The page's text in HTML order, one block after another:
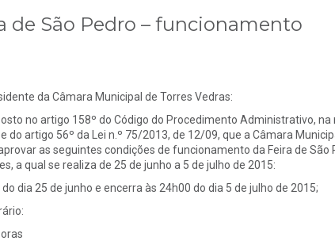
de São Pedro – funcionamento
da Câmara Municipal de Torres Vedras:
no artigo 158º do Código do Procedimento Administrativo, na
do artigo 56º da Lei n.º 75/2013, de 12/09, que a Câmara
as seguintes condições de funcionamento da Feira de São
a qual se realiza de 25 de junho a 5 de julho de 2015:
dia 25 de junho e encerra às 24h00 do dia 5 de julho de 2015;